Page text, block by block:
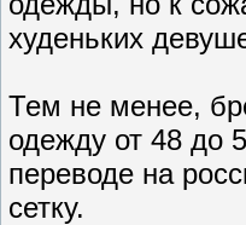
худеньких
Тем не менее,
одежду от 48 до
переводе на
сетку.